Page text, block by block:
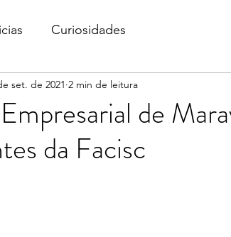
Curiosidades
de
da Facisc
set. de 2021 2 min de leitura